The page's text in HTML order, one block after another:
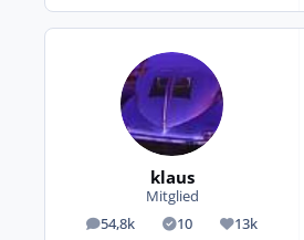
klaus
Mitglied
54,8k
Beiträge 10
Lösungen13k
Reputation